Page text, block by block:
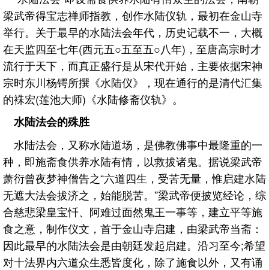
梁武帝得宝志禅师指教，创作水陆仪轨，最初在金山寺
举行。关于最早的水陆法会年代，历史记载不一，大概
在天监四至七年(西元五○五至五○八年)，至唐高宗时才
流行于天下，而真正盛行是从宋代开始，主要依据宋神
宗时东川杨锷所撰《水陆仪》，现在通行的是清代汇集
的袾宏(莲池大师)《水陆修斋仪轨》。
水陆法会的殊胜
水陆法会，又称水陆道场，是佛教佛事中最隆重的一
种，即施斋食供养水陆有情，以救拔诸鬼。据说梁武帝
萧衍曾夜梦神僧告之“六道四生，受苦无量，惟启建水陆
无遮大法会拔济之，始能脱苦。”梁武帝便披览经论，综
合慈悲梁皇宝忏、阿难过面然鬼王一事等，建立平等施
食之意，制作仪文，首于金山寺启建，由梁武帝当斋：
因此最早的水陆法会是由朝廷发起启建。沿习至今;希望
对十法界内六道众生悉皆度化，除了施食以外，又有诵